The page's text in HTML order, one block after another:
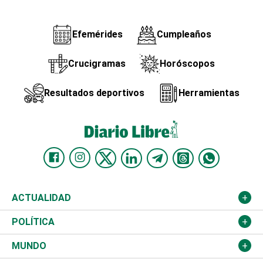
Efemérides Cumpleaños
Crucigramas Horóscopos
Resultados deportivos Herramientas
ACTUALIDAD
Nacional
Ciudad
POLÍTICA
Partidos
MUNDO